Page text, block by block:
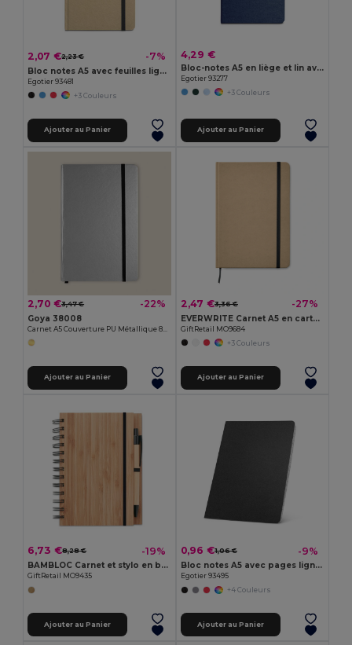
2,07 €2,23 € -7%
Bloc notes A5 avec feuilles lignées
Egotier 93481
+3 Couleurs
Ajouter au Panier
4,29 €
Bloc-notes A5 en liège et lin avec pages lignées
Egotier 93277
+3 Couleurs
Ajouter au Panier
2,70 €3,47 € -22%
Goya 38008
Ajouter au Panier
2,47 €3,36 € -27%
EVERWRITE Carnet A5 en carton recyclé
GiftRetail MO9684
+3 Couleurs
Ajouter au Panier
6,73 €8,28 € -19%
BAMBLOC Carnet et stylo en bambou
GiftRetail MO9435
Ajouter au Panier
0,96 €1,06 € -9%
Bloc notes A5 avec pages lignées
Egotier 93495
+4 Couleurs
Ajouter au Panier